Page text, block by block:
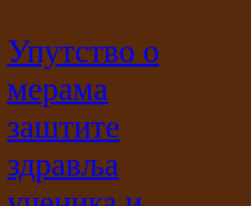
Упутство о
мерама
заштите
здравља